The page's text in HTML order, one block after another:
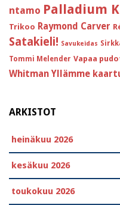
ntamo Palladium
Trikoo Raymond Carver
Satakieli! Savukeidas
Tommi Melender Vapaa
Whitman Yllämme
ARKISTOT
heinäkuu 2026
kesäkuu 2026
toukokuu 2026